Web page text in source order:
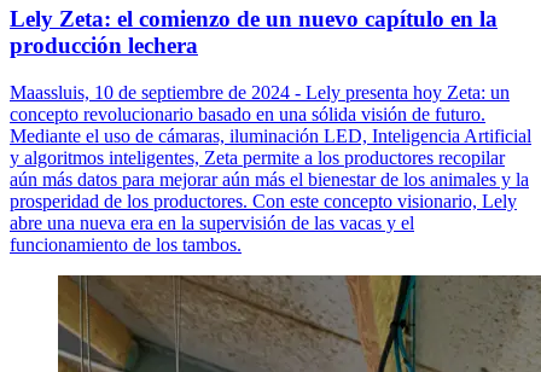
Lely Zeta: el comienzo de un nuevo capítulo en la
producción lechera
Maassluis, 10 de septiembre de 2024 - Lely presenta hoy Zeta: un
concepto revolucionario basado en una sólida visión de futuro.
Mediante el uso de cámaras, iluminación LED, Inteligencia Artificial
y algoritmos inteligentes, Zeta permite a los productores recopilar
aún más datos para mejorar aún más el bienestar de los animales y la
prosperidad de los productores. Con este concepto visionario, Lely
abre una nueva era en la supervisión de las vacas y el
funcionamiento de los tambos.